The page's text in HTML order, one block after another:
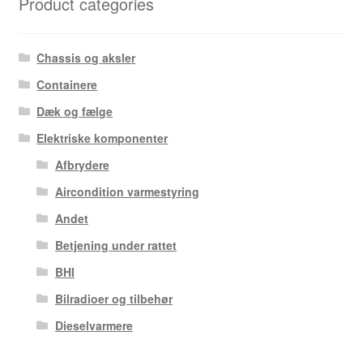
Chassis og aksler
Containere
Dæk og fælge
Elektriske komponenter
Afbrydere
Aircondition varmestyring
Andet
Betjening under rattet
BHI
Bilradioer og tilbehør
Dieselvarmere